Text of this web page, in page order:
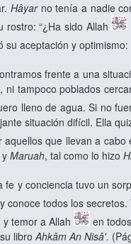
Hâyarno tenía a nadie
rostro: “¿Ha sido Allah
su aceptación y
frente a una
ni tampoco poblados
lleno de agua. Si no
situación difícil. Ella
aquellos que llevan a
yMaruah, tal como lo hizo
fe y conciencia tuvo un
conoce todos los
temor a Allah
en
libroAhkâm An Nisâ'.